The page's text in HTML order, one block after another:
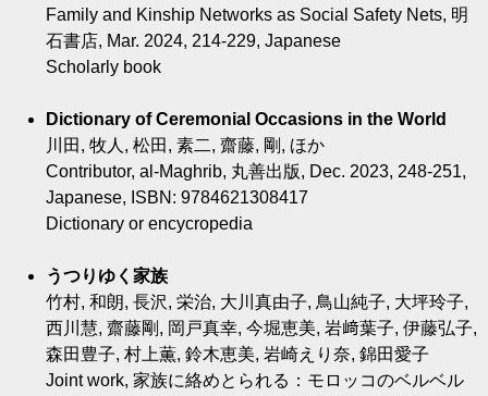
Family and Kinship Networks as Social Safety Nets, 明
石書店, Mar. 2024, 214-229, Japanese
Scholarly book
Dictionary of Ceremonial Occasions in the World
川田, 牧人, 松田, 素二, 齋藤, 剛, ほか
Contributor, al-Maghrib, 丸善出版, Dec. 2023, 248-251,
Japanese, ISBN: 9784621308417
Dictionary or encycropedia
うつりゆく家族
竹村, 和朗, 長沢, 栄治, 大川真由子, 鳥山純子, 大坪玲子,
西川慧, 齋藤剛, 岡戸真幸, 今堀恵美, 岩﨑葉子, 伊藤弘子,
森田豊子, 村上薫, 鈴木恵美, 岩崎えり奈, 錦田愛子
Joint work, 家族に絡めとられる：モロッコのベルベル